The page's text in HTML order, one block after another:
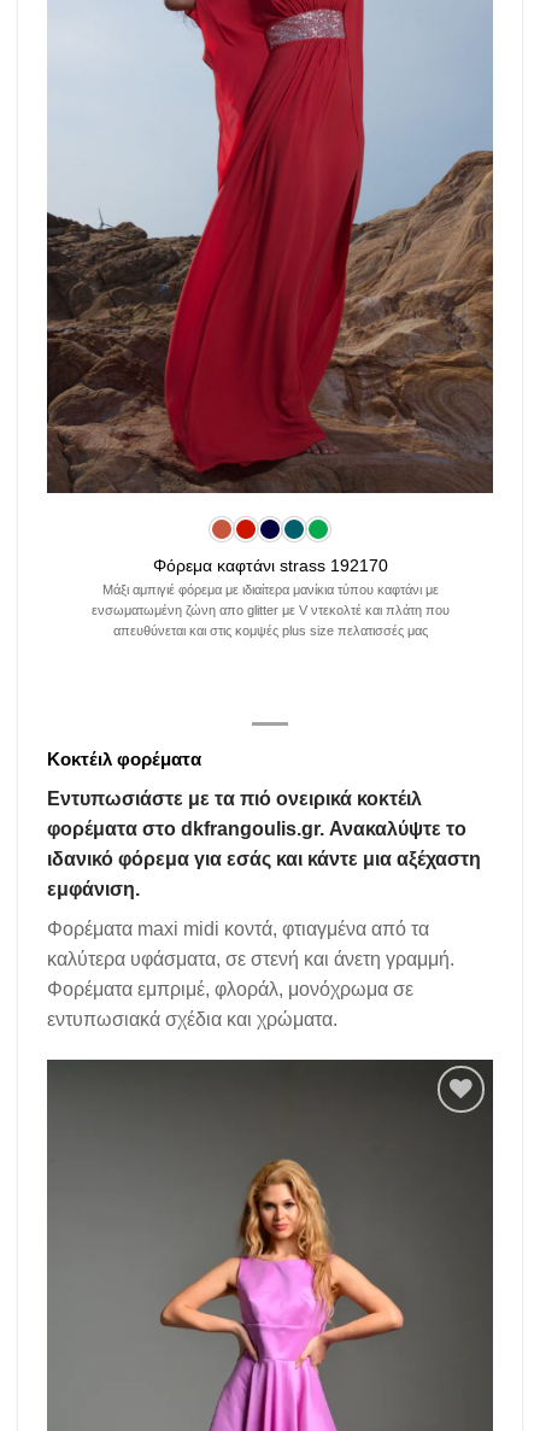
Φόρεμα καφτάνι strass 192170
Μάξι αμπιγιέ φόρεμα με ιδιαίτερα μανίκια τύπου καφτάνι με
ενσωματωμένη ζώνη απο glitter με V ντεκολτέ και πλάτη που
απευθύνεται και στις κομψές plus size πελατισσές μας
Κοκτέιλ φορέματα
Εντυπωσιάστε με τα πιό ονειρικά κοκτέιλ
φορέματα στο dkfrangoulis.gr. Ανακαλύψτε το
ιδανικό φόρεμα για εσάς και κάντε μια αξέχαστη
εμφάνιση.
Φορέματα maxi midi κοντά, φτιαγμένα από τα
καλύτερα υφάσματα, σε στενή και άνετη γραμμή.
Φορέματα εμπριμέ, φλοράλ, μονόχρωμα σε
εντυπωσιακά σχέδια και χρώματα.